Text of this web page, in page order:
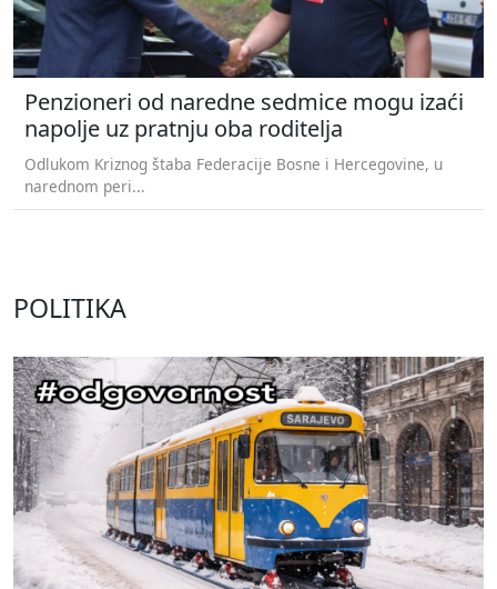
Penzioneri od naredne sedmice mogu izaći
napolje uz pratnju oba roditelja
Odlukom Kriznog štaba Federacije Bosne i Hercegovine, u
narednom peri...
POLITIKA